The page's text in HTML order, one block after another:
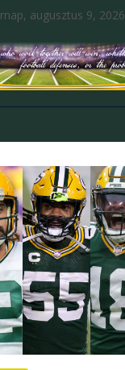
augusztus 9, 2026